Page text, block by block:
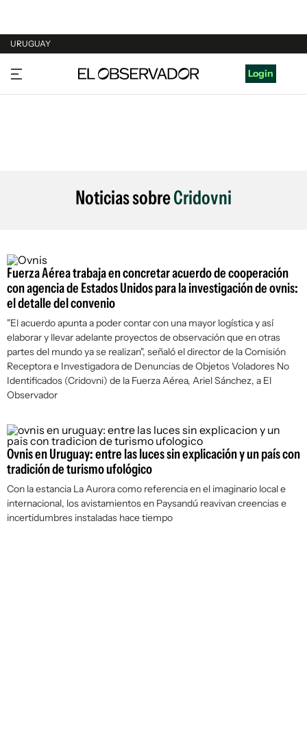
URUGUAY
URUGUAY
ARGENTINA
Login
Noticias sobreCridovni
Fuerza Aérea trabaja en concretar acuerdo de cooperación
con agencia de Estados Unidos para la investigación de ovnis:
el detalle del convenio
"El acuerdo apunta a poder contar con una mayor logística y así
elaborar y llevar adelante proyectos de observación que en otras
partes del mundo ya se realizan", señaló el director de la Comisión
Receptora e Investigadora de Denuncias de Objetos Voladores No
Identificados (Cridovni) de la Fuerza Aérea, Ariel Sánchez, a El
Observador
Ovnis en Uruguay: entre las luces sin explicación y un país con
tradición de turismo ufológico
Con la estancia La Aurora como referencia en el imaginario local e
internacional, los avistamientos en Paysandú reavivan creencias e
incertidumbres instaladas hace tiempo